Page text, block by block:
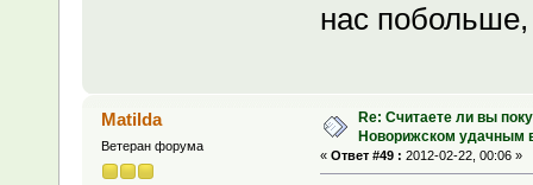
нас
Matilda
Ветеран форума
Re: Считаете ли вы
Новорижском удачным
« Ответ #49 : 2012-02-22, 00:06 »